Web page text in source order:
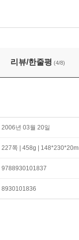
리뷰/한줄평 (4/8)
2006년 03월 20일
227쪽 | 458g |
9788930101837
8930101836